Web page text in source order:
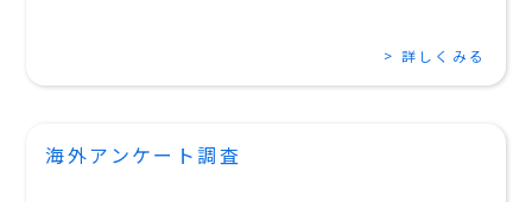
> 詳しくみる
海外アンケート調査